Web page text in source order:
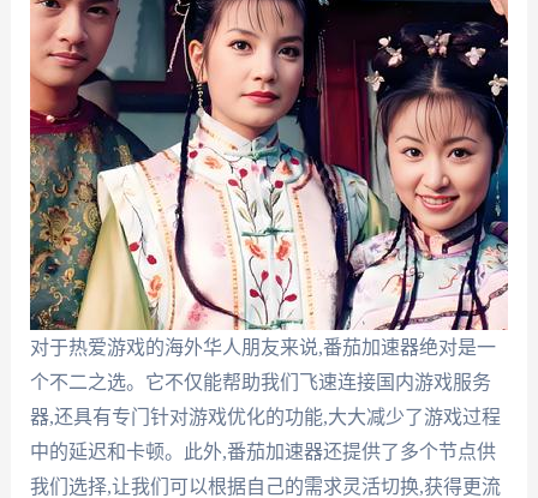
对于热爱游戏的海外华人朋友来说,番茄加速器绝对是一
个不二之选。它不仅能帮助我们飞速连接国内游戏服务
器,还具有专门针对游戏优化的功能,大大减少了游戏过程
中的延迟和卡顿。此外,番茄加速器还提供了多个节点供
我们选择,让我们可以根据自己的需求灵活切换,获得更流